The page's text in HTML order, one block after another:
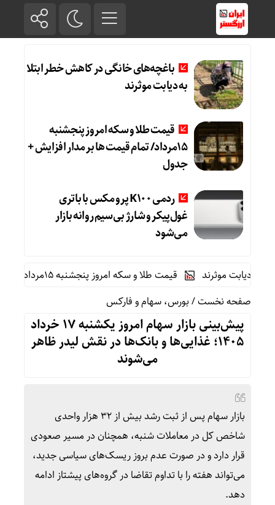
باغچه‌های خانگی در کاهش خطر ابتلا
به دیابت موثرند
قیمت طلا و سکه امروز پنجشنبه
15مرداد/ تمام قیمت ها بر مدار افزایش +
جدول
ردمی K100 پرو مکس با باتری
غول‌پیکر و شارژ بی‌سیم روانه بازار
می‌شود
موثرند
قیمت طلا و سکه امروز پنجشنبه 15مرداد/ تمام قیمت ها بر مدار افزایش + جدول
صفحه نخست/بورس، سهام و فارکس
پیش‌بینی بازار سهام امروز یکشنبه ۱۷ خرداد
۱۴۰۵؛ غذایی‌ها و بانک‌ها در نقش لیدر‌ ظاهر
می‌شوند
بازار سهام پس از ثبت رشد بیش از ۳۲ هزار واحدی
شاخص کل در معاملات شنبه، همچنان در مسیر صعودی
قرار دارد و در صورت عدم بروز ریسک‌های سیاسی جدید،
می‌تواند هفته را با تداوم تقاضا در گروه‌های پیشتاز ادامه
دهد.